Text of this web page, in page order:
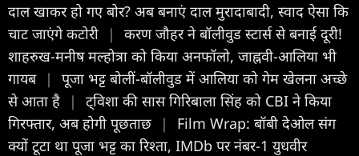
दाल खाकर हो गए बोर? अब बनाएं दाल मुरादाबादी, स्वाद ऐसा कि
चाट जाएंगे कटोरी
|
करण जौहर ने बॉलीवुड स्टार्स से बनाई दूरी!
शाहरुख-मनीष मल्होत्रा को किया अनफॉलो, जाह्नवी-आलिया भी
गायब |
पूजा भट्ट बोलीं-बॉलीवुड में आलिया को गेम खेलना अच्छे
से आता है
|
ट्विशा की सास गिरिबाला सिंह को CBI ने किया
गिरफ्तार, अब होगी पूछताछ
|
Film Wrap: बॉबी देओल संग
क्यों टूटा था पूजा भट्ट का रिश्ता, IMDb पर नंबर-1 युधवीर